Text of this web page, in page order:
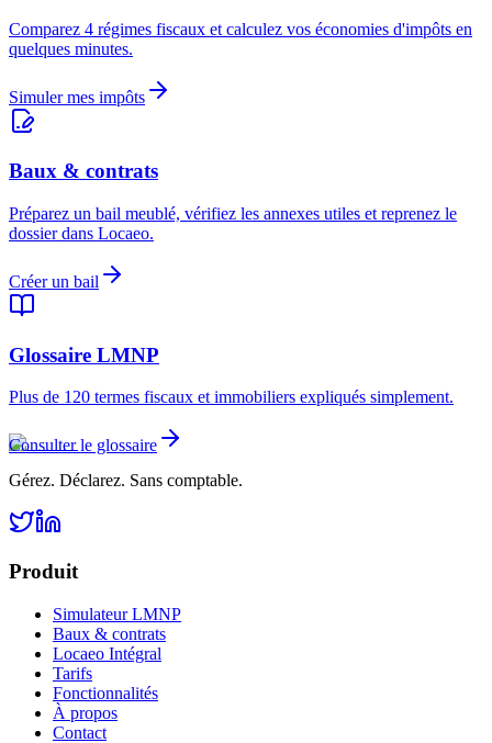
Comparez 4 régimes fiscaux et calculez vos économies d'impôts en
quelques minutes.
Simuler mes impôts
Baux & contrats
Préparez un bail meublé, vérifiez les annexes utiles et reprenez le
dossier dans Locaeo.
Créer un bail
Glossaire LMNP
Plus de 120 termes fiscaux et immobiliers expliqués simplement.
Consulter le glossaire
Gérez. Déclarez. Sans comptable.
Produit
Simulateur LMNP
Baux & contrats
Locaeo Intégral
Tarifs
Fonctionnalités
À propos
Contact